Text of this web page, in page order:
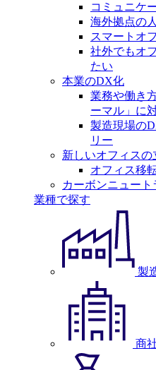
コミュニケ
海外拠点の
スマートオ
社外でもオ
たい
本業のDX化
業務や働き
ーマル」に
製造現場の
リー
新しいオフィス
オフィス移
カーボンニュー
業種で探す
製
商